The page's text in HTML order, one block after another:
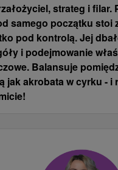
strateg i filar.
samego początku stoi
pod kontrolą. Jej
i podejmowanie
Balansuje
jak akrobata w cyrku - i